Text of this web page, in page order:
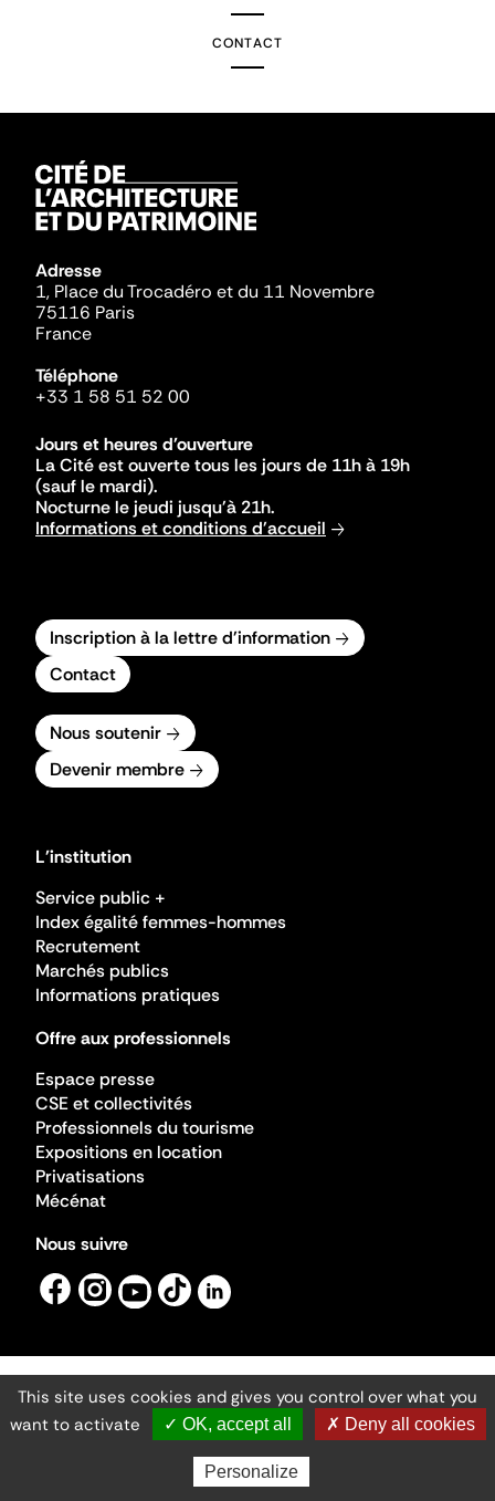
CONTACT
Adresse
1, Place du Trocadéro et du 11 Novembre
75116 Paris
France
Téléphone
+33 1 58 51 52 00
Jours et heures d'ouverture
La Cité est ouverte tous les jours de 11h à 19h
(sauf le mardi).
Nocturne le jeudi jusqu'à 21h.
Informations et conditions d'accueil
Inscription à la lettre d'information
Contact
Nous soutenir
Devenir membre
L'institution
Service public +
Index égalité femmes-hommes
Recrutement
Marchés publics
Informations pratiques
Offre aux professionnels
Espace presse
CSE et collectivités
Professionnels du tourisme
Expositions en location
Privatisations
Mécénat
Nous suivre
Mentions légales
Gestion des cookies
Accessibilité numérique
Ministère de la Culture ©2026
- Cité de l'architecture et du patrimoine
This site uses cookies and gives you control over what you
want to activate
✓ OK, accept all ✗ Deny all cookies
Personalize